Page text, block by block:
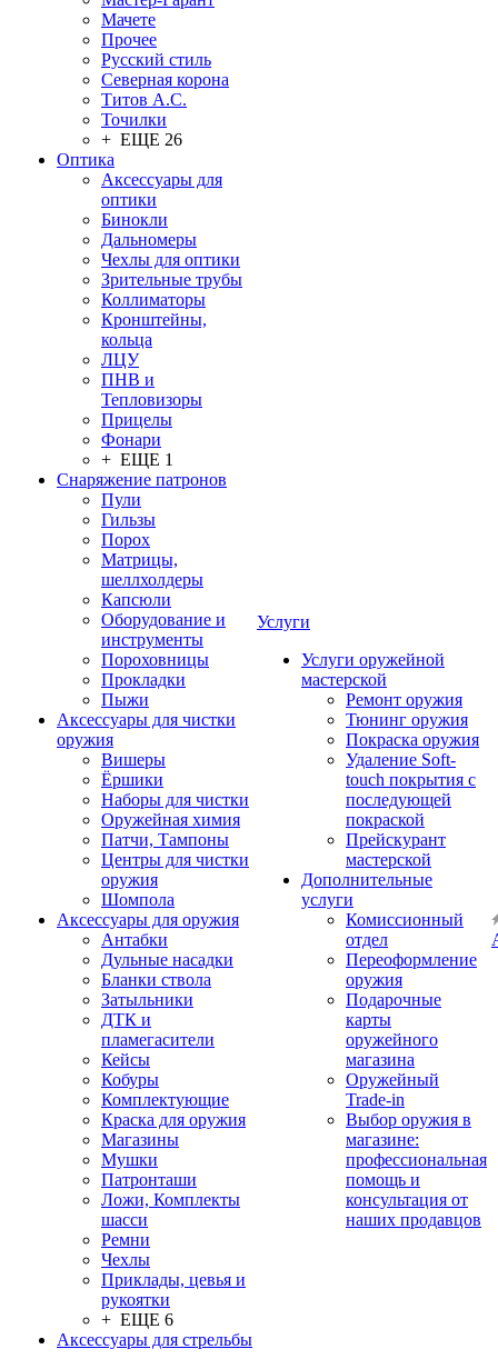
Мачете
Прочее
Русский стиль
Северная корона
Титов А.С.
Точилки
+ ЕЩЕ 26
Оптика
Аксессуары для
оптики
Бинокли
Дальномеры
Чехлы для оптики
Зрительные трубы
Коллиматоры
Кронштейны,
кольца
ЛЦУ
ПНВ и
Тепловизоры
Прицелы
Фонари
+ ЕЩЕ 1
Снаряжение патронов
Пули
Гильзы
Порох
Матрицы,
шеллхолдеры
Капсюли
Оборудование и
инструменты
Пороховницы
Прокладки
Пыжи
Аксессуары для чистки
оружия
Вишеры
Ёршики
Наборы для чистки
Оружейная химия
Патчи, Тампоны
Центры для чистки
оружия
Шомпола
Аксессуары для оружия
Антабки
Дульные насадки
Бланки ствола
Затыльники
ДТК и
пламегасители
Кейсы
Кобуры
Комплектующие
Краска для оружия
Магазины
Мушки
Патронташи
Ложи, Комплекты
шасси
Ремни
Чехлы
Приклады, цевья и
рукоятки
+ ЕЩЕ 6
Аксессуары для стрельбы
Услуги
Услуги оружейной
мастерской
Ремонт оружия
Тюнинг оружия
Покраска оружия
Удаление Soft-
touch покрытия с
последующей
покраской
Прейскурант
мастерской
Дополнительные
услуги
Комиссионный
отдел
Переоформление
оружия
Подарочные
карты
оружейного
магазина
Оружейный
Trade-in
Выбор оружия в
магазине:
профессиональная
помощь и
консультация от
наших продавцов